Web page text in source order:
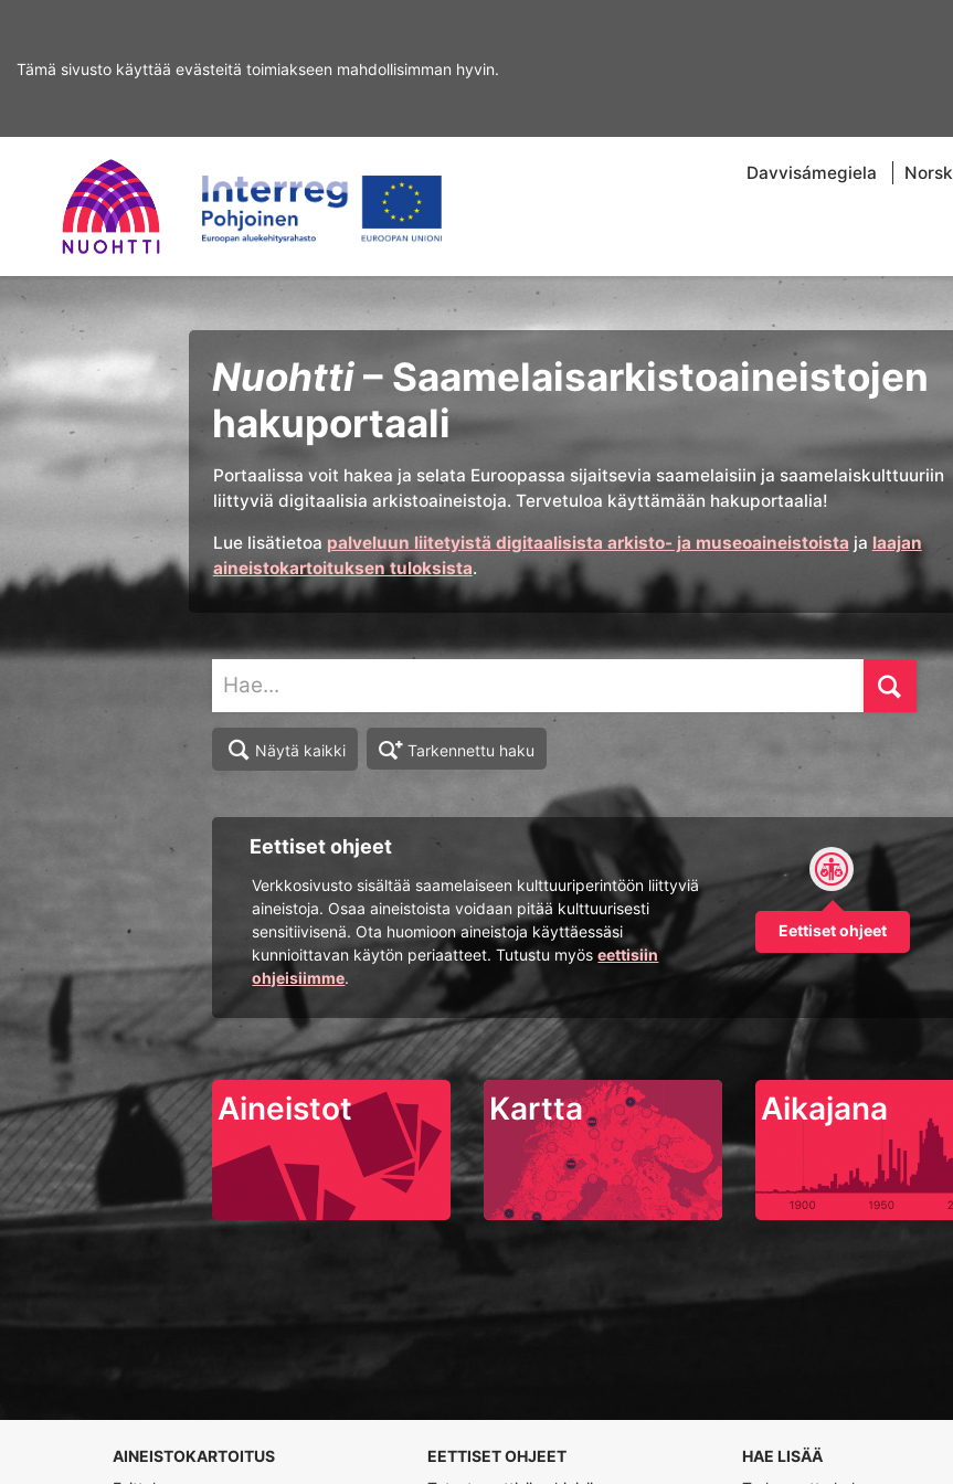
Tämä sivusto käyttää evästeitä toimiakseen mahdollisimman hyvin.
hakuun
sisältöön
Home
Page
Interreg
Nord
Davvisámegiela Norsk
Haku
Nuohtti– Saamelaisarkistoaineistojen
hakuportaali
Portaalissa voit hakea ja selata Euroopassa sijaitsevia saamelaisiin ja saamelaiskulttuuriin
liittyviä digitaalisia arkistoaineistoja. Tervetuloa käyttämään hakuportaalia!
Lue lisätietoa palveluun liitetyistä digitaalisista arkisto- ja museoaineistoista ja laajan
aineistokartoituksen tuloksista.
Näytä kaikki Tarkennettu haku
Eettiset ohjeet
Verkkosivusto sisältää saamelaiseen kulttuuriperintöön liittyviä
aineistoja. Osaa aineistoista voidaan pitää kulttuurisesti
sensitiivisenä. Ota huomioon aineistoja käyttäessäsi
kunnioittavan käytön periaatteet. Tutustu myöseettisiin
ohjeisiimme.
Eettiset ohjeet
Aineistot Kartta Aikajana
AINEISTOKARTOITUS
EETTISET OHJEET
HAE LISÄÄ